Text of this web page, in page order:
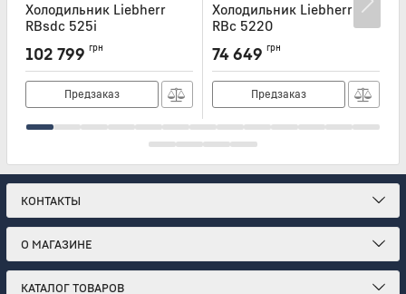
Холодильник Liebherr
RBsdc 525i
RBSDC525I
102 799 грн
Предзаказ
Холодильник Liebherr
RBc 5220
RBC5220
74 649 грн
Предзаказ
КОНТАКТЫ
О МАГАЗИНЕ
КАТАЛОГ ТОВАРОВ